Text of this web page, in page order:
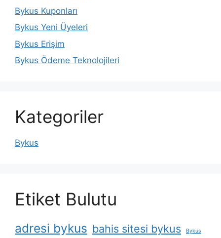
Bykus Kuponları
Bykus Yeni Üyeleri
Bykus Erişim
Bykus Ödeme Teknolojileri
Kategoriler
Bykus
Etiket Bulutu
adresi bykus bahis sitesi bykus Bykus